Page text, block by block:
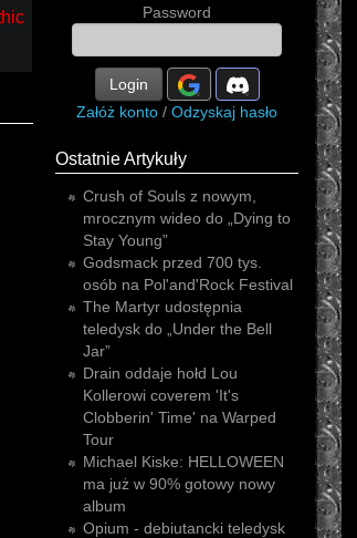
Password
Login
Załóż konto / Odzyskaj hasło
Ostatnie Artykuły
Crush of Souls z nowym,
mrocznym wideo do „Dying to
Stay Young”
Godsmack przed 700 tys.
osób na Pol'and'Rock Festival
The Martyr udostępnia
teledysk do „Under the Bell
Jar”
Drain oddaje hołd Lou
Kollerowi coverem 'It's
Clobberin' Time' na Warped
Tour
Michael Kiske: HELLOWEEN
ma już w 90% gotowy nowy
album
Opium - debiutancki teledysk